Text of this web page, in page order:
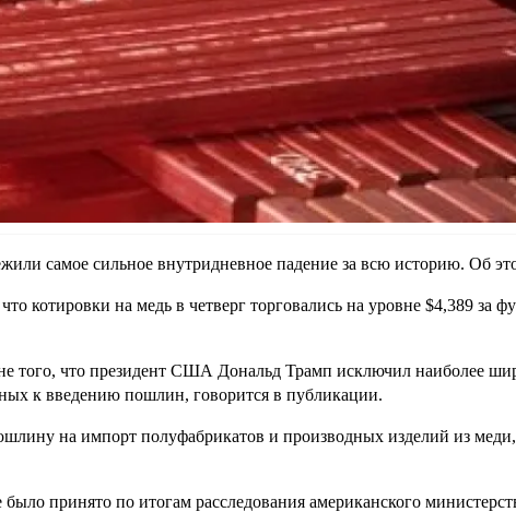
самое сильное внутридневное падение за всю историю. Об
котировки на медь в четверг торговались на уровне $4,389 за
того, что президент США Дональд Трамп исключил наиболее
к введению пошлин, говорится в публикации.
на импорт полуфабрикатов и производных изделий из меди,
принято по итогам расследования американского